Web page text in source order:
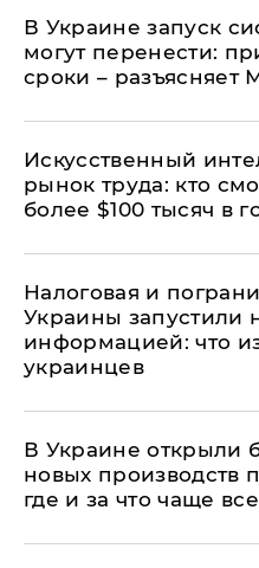
В Украине запуск
могут перенести:
сроки –
Искусственный
рынок труда: кто
более $100 тысяч в
Налоговая и
Украины запустили
информацией: что
украинцев
В Украине открыли
новых производств
где и за что чаще